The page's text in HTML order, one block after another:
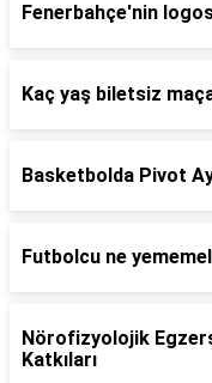
Fenerbahçe'nin
Kaç yaş biletsiz
Basketbolda Pivot
Futbolcu ne
Nörofizyolojik
Katkıları